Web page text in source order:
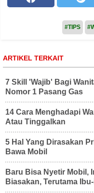
#TIPS
ARTIKEL TERKAIT
7 Skill 'Wajib' Bagi
Nomor 1 Pasang Gas
14 Cara Menghadapi
Atau Tinggalkan
5 Hal Yang Dirasakan
Bawa Mobil
Baru Bisa Nyetir Mobil,
Biasakan, Terutama